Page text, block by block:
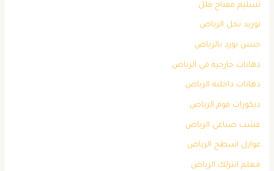
تسليم مفتاح فلل
توريد نخل الرياض
جبس بورد بالرياض
دهانات خارجية في الرياض
دهانات داخلية الرياض
ديكورات فوم الرياض
عشب صناعي الرياض
عوازل اسطح الرياض
معلم انترلك الرياض